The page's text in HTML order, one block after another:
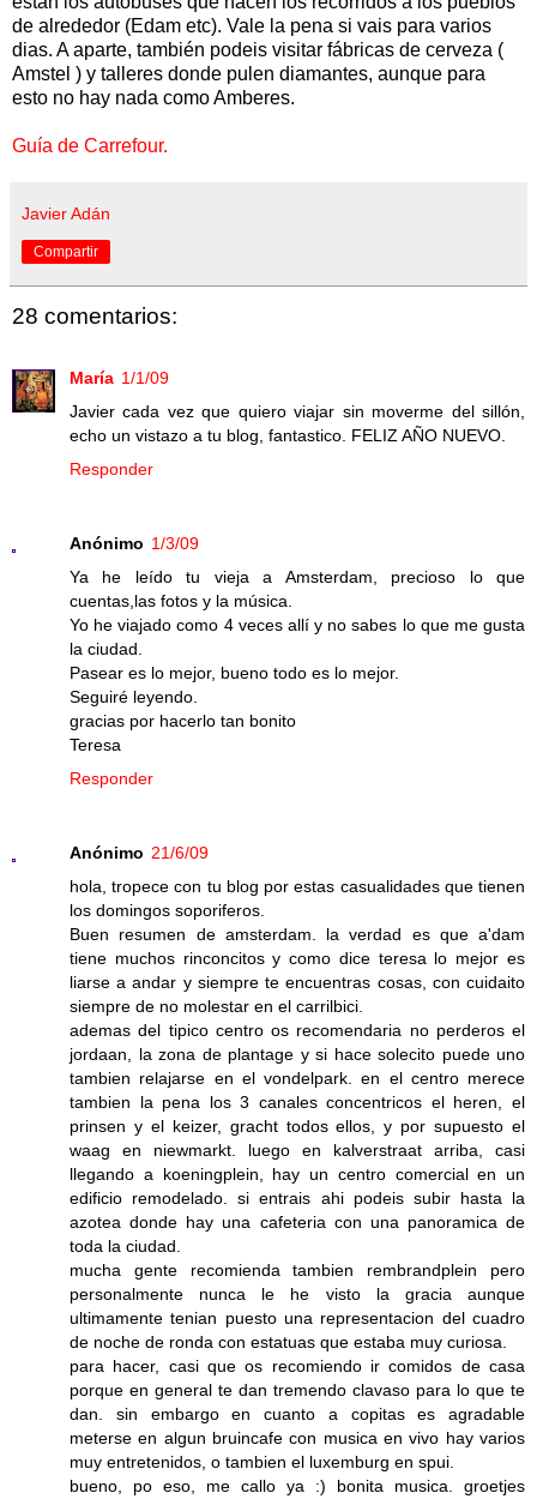
de alrededor (Edam etc). Vale la pena si vais para varios
dias. A aparte, también podeis visitar fábricas de cerveza (
Amstel ) y talleres donde pulen diamantes, aunque para
esto no hay nada como Amberes.
Guía de Carrefour.
Javier Adán
Compartir
28 comentarios:
María 1/1/09
Javier cada vez que quiero viajar sin moverme del sillón,
echo un vistazo a tu blog, fantastico. FELIZ AÑO NUEVO.
Responder
Anónimo 1/3/09
Ya he leído tu vieja a Amsterdam, precioso lo que
cuentas,las fotos y la música.
Yo he viajado como 4 veces allí y no sabes lo que me gusta
la ciudad.
Pasear es lo mejor, bueno todo es lo mejor.
Seguiré leyendo.
gracias por hacerlo tan bonito
Teresa
Responder
Anónimo 21/6/09
hola, tropece con tu blog por estas casualidades que tienen
los domingos soporiferos.
Buen resumen de amsterdam. la verdad es que a'dam
tiene muchos rinconcitos y como dice teresa lo mejor es
liarse a andar y siempre te encuentras cosas, con cuidaito
siempre de no molestar en el carrilbici.
ademas del tipico centro os recomendaria no perderos el
jordaan, la zona de plantage y si hace solecito puede uno
tambien relajarse en el vondelpark. en el centro merece
tambien la pena los 3 canales concentricos el heren, el
prinsen y el keizer, gracht todos ellos, y por supuesto el
waag en niewmarkt. luego en kalverstraat arriba, casi
llegando a koeningplein, hay un centro comercial en un
edificio remodelado. si entrais ahi podeis subir hasta la
azotea donde hay una cafeteria con una panoramica de
toda la ciudad.
mucha gente recomienda tambien rembrandplein pero
personalmente nunca le he visto la gracia aunque
ultimamente tenian puesto una representacion del cuadro
de noche de ronda con estatuas que estaba muy curiosa.
para hacer, casi que os recomiendo ir comidos de casa
porque en general te dan tremendo clavaso para lo que te
dan. sin embargo en cuanto a copitas es agradable
meterse en algun bruincafe con musica en vivo hay varios
muy entretenidos, o tambien el luxemburg en spui.
bueno, po eso, me callo ya :) bonita musica. groetjes